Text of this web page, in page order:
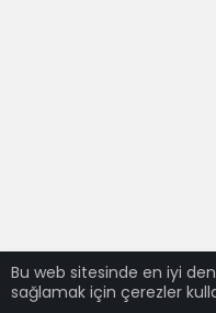
Bu web sitesinde en iyi
sağlamak için çerezler